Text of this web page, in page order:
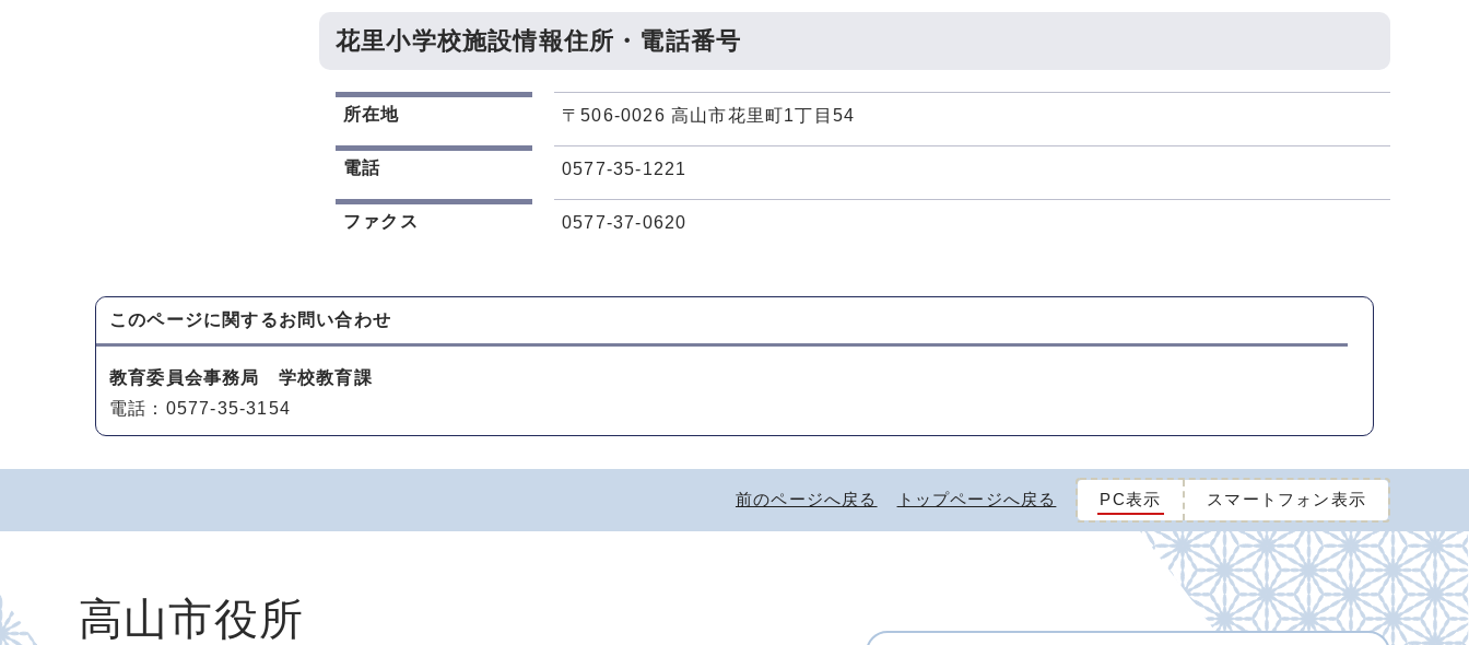
花里小学校施設情報住所・電話番号
所在地 〒506-0026 高山市花里町1丁目54
電話 0577-35-1221
ファクス 0577-37-0620
このページに関するお問い合わせ
教育委員会事務局 学校教育課
電話：0577-35-3154
前のページへ戻る トップページへ戻る PC表示 スマートフォン表示
高山市役所